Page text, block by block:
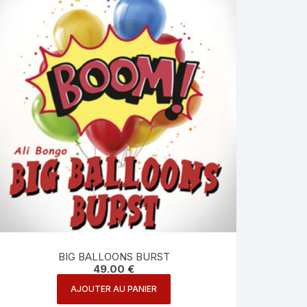
BIG BALLOONS BURST
49.00 €
AJOUTER AU PANIER